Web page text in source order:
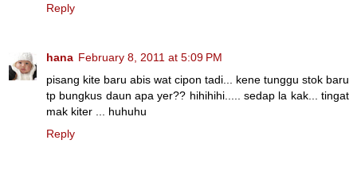
Reply
hana February 8, 2011 at 5:09 PM
pisang kite baru abis wat cipon tadi... kene tunggu stok baru
tp bungkus daun apa yer?? hihihihi..... sedap la kak... tingat
mak kiter ... huhuhu
Reply